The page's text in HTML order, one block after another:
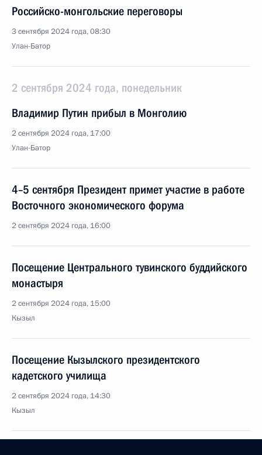
Российско-монгольские переговоры
3 сентября 2024 года, 08:30
Улан-Батор
2 сентября 2024 года, понедельник
Владимир Путин прибыл в Монголию
2 сентября 2024 года, 17:00
Улан-Батор
4–5 сентября Президент примет участие в работе
Восточного экономического форума
2 сентября 2024 года, 16:00
Посещение Центрального тувинского буддийского
монастыря
2 сентября 2024 года, 15:00
Кызыл
Посещение Кызылского президентского
кадетского училища
2 сентября 2024 года, 14:30
Кызыл